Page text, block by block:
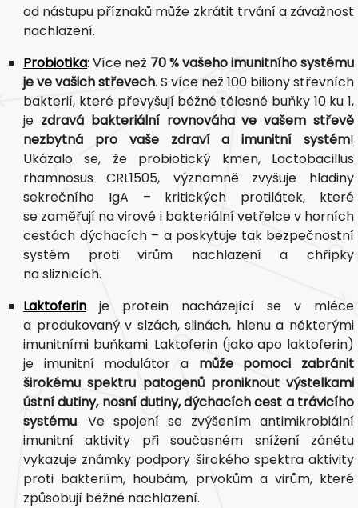
od nástupu příznaků může zkrátit trvání a závažnost
nachlazení.
Probiotika: Více než 70 % vašeho imunitního systému
je ve vašich střevech. S více než 100 biliony střevních
bakterií, které převyšují běžné tělesné buňky 10 ku 1,
je zdravá bakteriální rovnováha ve vašem střevě
nezbytná pro vaše zdraví a imunitní systém!
Ukázalo se, že probiotický kmen, Lactobacillus
rhamnosus CRL1505, významně zvyšuje hladiny
sekrečního IgA – kritických protilátek, které
se zaměřují na virové i bakteriální vetřelce v horních
cestách dýchacích – a poskytuje tak bezpečnostní
systém proti virům nachlazení a chřipky
na sliznicích.
Laktoferin je protein nacházející se v mléce
a produkovaný v slzách, slinách, hlenu a některými
imunitními buňkami. Laktoferin (jako apo laktoferin)
je imunitní modulátor a může pomoci zabránit
širokému spektru patogenů proniknout výstelkami
ústní dutiny, nosní dutiny, dýchacích cest a trávicího
systému. Ve spojení se zvýšením antimikrobiální
imunitní aktivity při současném snížení zánětu
vykazuje známky podpory širokého spektra aktivity
proti bakteriím, houbám, prvokům a virům, které
způsobují běžné nachlazení.